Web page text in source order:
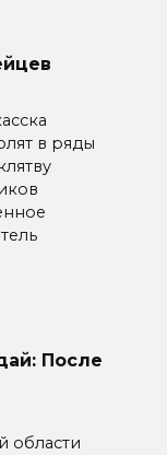
в ряды
После
области